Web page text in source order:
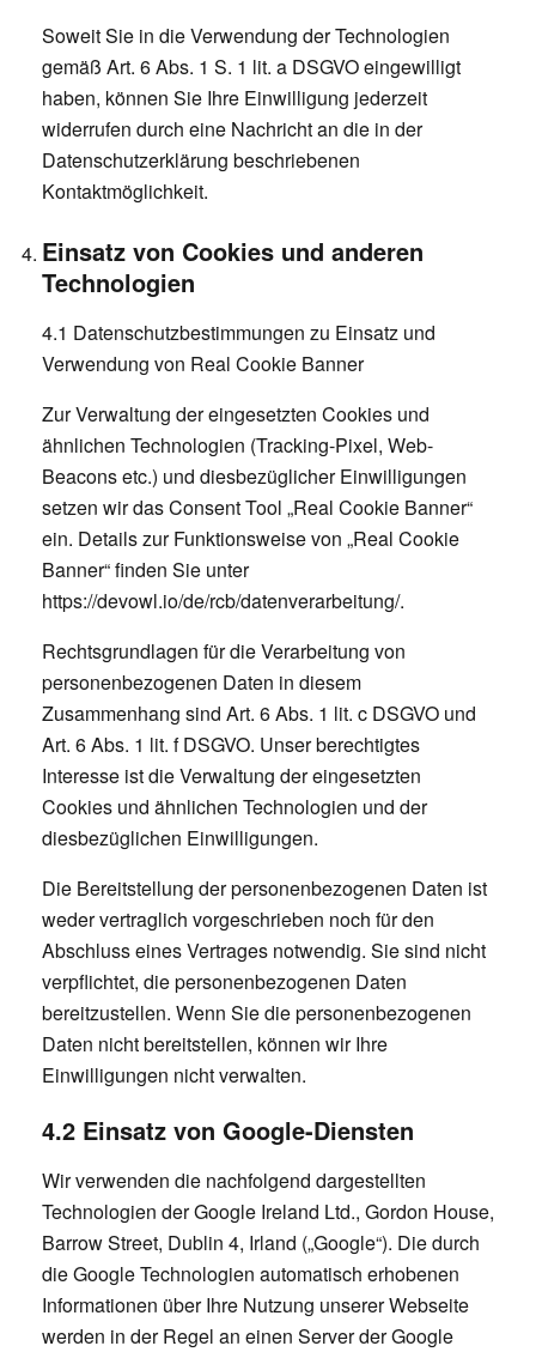
Soweit Sie in die Verwendung der Technologien
gemäß Art. 6 Abs. 1 S. 1 lit. a DSGVO eingewilligt
haben, können Sie Ihre Einwilligung jederzeit
widerrufen durch eine Nachricht an die in der
Datenschutzerklärung beschriebenen
Kontaktmöglichkeit.
Einsatz von Cookies und anderen
Technologien
4.1 Datenschutzbestimmungen zu Einsatz und
Verwendung von Real Cookie Banner
Zur Verwaltung der eingesetzten Cookies und
ähnlichen Technologien (Tracking-Pixel, Web-
Beacons etc.) und diesbezüglicher Einwilligungen
setzen wir das Consent Tool „Real Cookie Banner“
ein. Details zur Funktionsweise von „Real Cookie
Banner“ finden Sie unter
https://devowl.io/de/rcb/datenverarbeitung/.
Rechtsgrundlagen für die Verarbeitung von
personenbezogenen Daten in diesem
Zusammenhang sind Art. 6 Abs. 1 lit. c DSGVO und
Art. 6 Abs. 1 lit. f DSGVO. Unser berechtigtes
Interesse ist die Verwaltung der eingesetzten
Cookies und ähnlichen Technologien und der
diesbezüglichen Einwilligungen.
Die Bereitstellung der personenbezogenen Daten ist
weder vertraglich vorgeschrieben noch für den
Abschluss eines Vertrages notwendig. Sie sind nicht
verpflichtet, die personenbezogenen Daten
bereitzustellen. Wenn Sie die personenbezogenen
Daten nicht bereitstellen, können wir Ihre
Einwilligungen nicht verwalten.
4.2 Einsatz von Google-Diensten
Wir verwenden die nachfolgend dargestellten
Technologien der Google Ireland Ltd., Gordon House,
Barrow Street, Dublin 4, Irland („Google“). Die durch
die Google Technologien automatisch erhobenen
Informationen über Ihre Nutzung unserer Webseite
werden in der Regel an einen Server der Google